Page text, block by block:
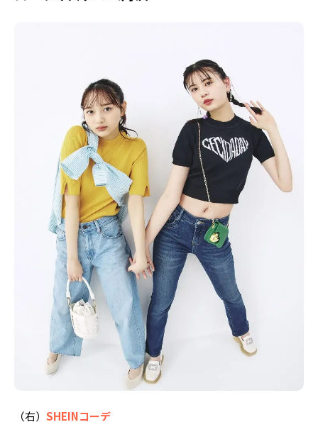
Seventeenについて
Follow us
ST member
新規会員登録・ログイン
（右） SHEINコーデ